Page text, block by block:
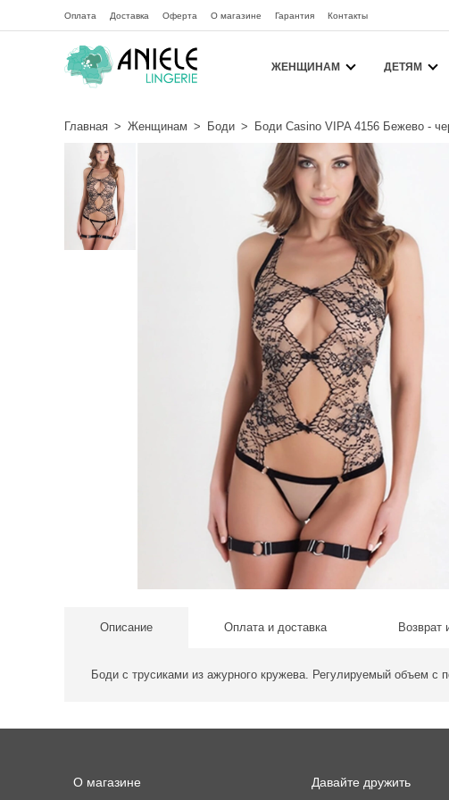
Оплата Доставка Оферта О магазине Гарантия Контакты
ЖЕНЩИНАМ ДЕТЯМ
Главная > Женщинам > Боди > Боди Casino VIPA 4156 Бежево -
Описание Оплата и доставка Возврат
Боди с трусиками из ажурного кружева. Регулируемый объем с
О магазине Давайте дружить